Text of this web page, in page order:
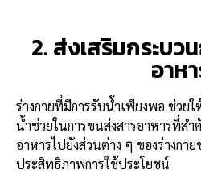
2. ส่งเสริมกระบ
อาห
ร่างกายที่มีการรับน้ำเพียงพอ ช่วย
น้ำช่วยในการขนส่งสารอาหารที่ส
อาหารไปยังส่วนต่าง ๆ ของร่างกา
ประสิทธิภาพการใช้ประโยชน์